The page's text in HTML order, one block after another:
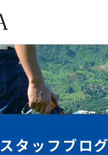
スタッフブログ